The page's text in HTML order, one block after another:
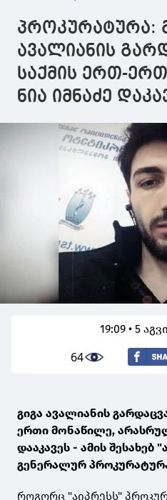
პროკურატურა:
ავალიანის
საქმის ერთ-
ნია იმნაძე
19:09 • 5
64
გიგა ავალიანის
ერთი მონაწილე,
დააკავეს - ამის
გენერალურ
როგორც "აიპრესს"